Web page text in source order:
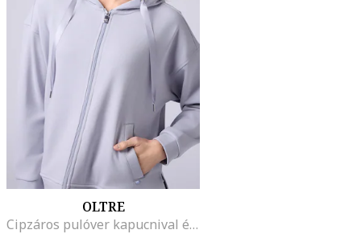
OLTRE
Cipzáros pulóver kapucnival és ejtett ujjakkal, Halványlila